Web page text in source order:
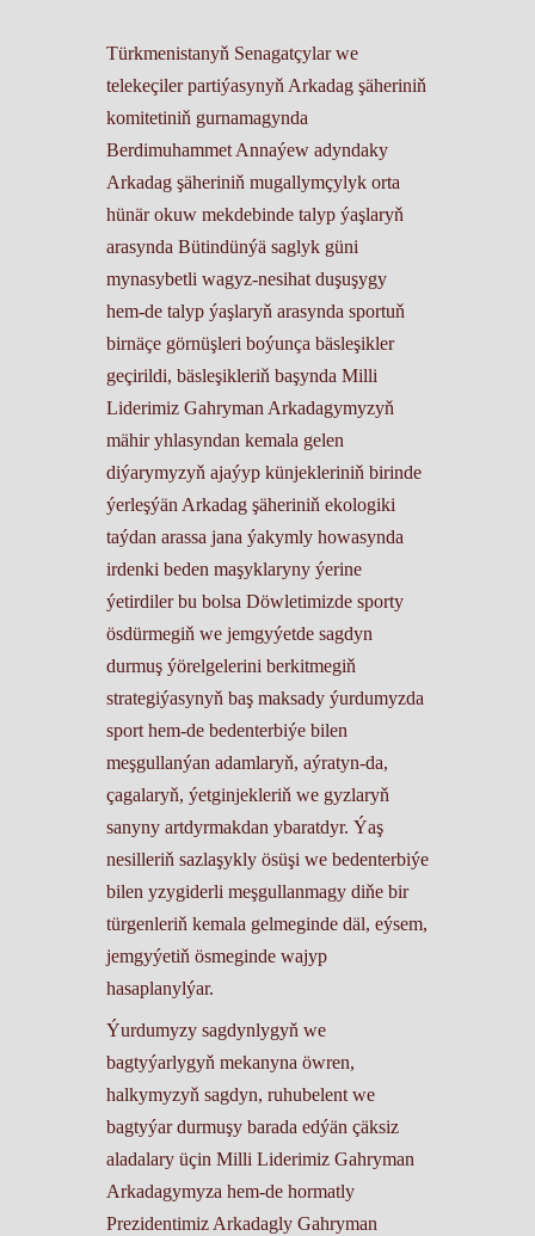
Türkmenistanyň Senagatçylar we
telekeçiler partiýasynyň Arkadag şäheriniň
komitetiniň gurnamagynda
Berdimuhammet Annaýew adyndaky
Arkadag şäheriniň mugallymçylyk orta
hünär okuw mekdebinde talyp ýaşlaryň
arasynda Bütindünýä saglyk güni
mynasybetli wagyz-nesihat duşuşygy
hem-de talyp ýaşlaryň arasynda sportuň
birnäçe görnüşleri boýunça bäsleşikler
geçirildi, bäsleşikleriň başynda Milli
Liderimiz Gahryman Arkadagymyzyň
mähir yhlasyndan kemala gelen
diýarymyzyň ajaýyp künjekleriniň birinde
ýerleşýän Arkadag şäheriniň ekologiki
taýdan arassa jana ýakymly howasynda
irdenki beden maşyklaryny ýerine
ýetirdiler bu bolsa Döwletimizde sporty
ösdürmegiň we jemgyýetde sagdyn
durmuş ýörelgelerini berkitmegiň
strategiýasynyň baş maksady ýurdumyzda
sport hem-de bedenterbiýe bilen
meşgullanýan adamlaryň, aýratyn-da,
çagalaryň, ýetginjekleriň we gyzlaryň
sanyny artdyrmakdan ybaratdyr. Ýaş
nesilleriň sazlaşykly ösüşi we bedenterbiýe
bilen yzygiderli meşgullanmagy diňe bir
türgenleriň kemala gelmeginde däl, eýsem,
jemgyýetiň ösmeginde wajyp
hasaplanylýar.
Ýurdumyzy sagdynlygyň we
bagtyýarlygyň mekanyna öwren,
halkymyzyň sagdyn, ruhubelent we
bagtyýar durmuşy barada edýän çäksiz
aladalary üçin Milli Liderimiz Gahryman
Arkadagymyza hem-de hormatly
Prezidentimiz Arkadagly Gahryman